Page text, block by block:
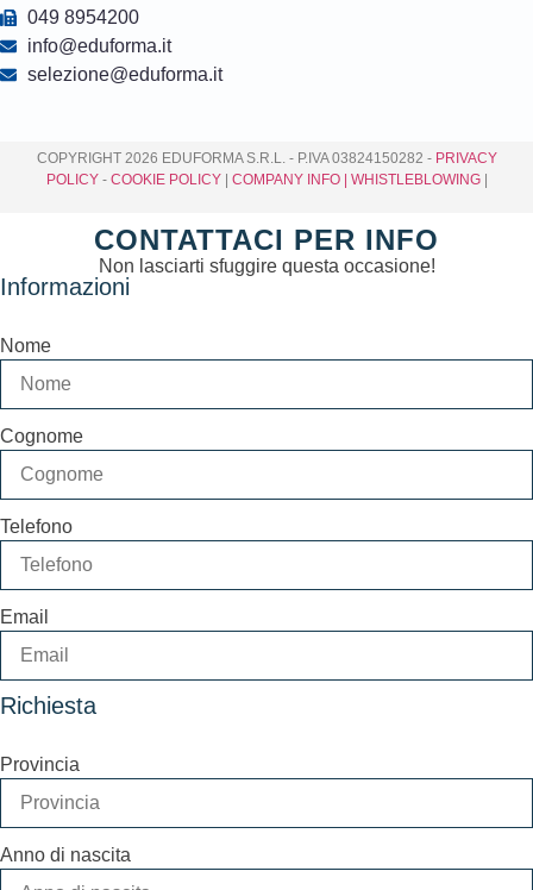
049 8954200
info@eduforma.it
selezione@eduforma.it
COPYRIGHT 2026 EDUFORMA S.R.L. - P.IVA 03824150282 - PRIVACY
POLICY-COOKIE POLICY| COMPANY INFO | WHISTLEBLOWING |
CONTATTACI PER INFO
Non lasciarti sfuggire questa occasione!
Informazioni
Nome
Cognome
Telefono
Email
Richiesta
Provincia
Anno di nascita